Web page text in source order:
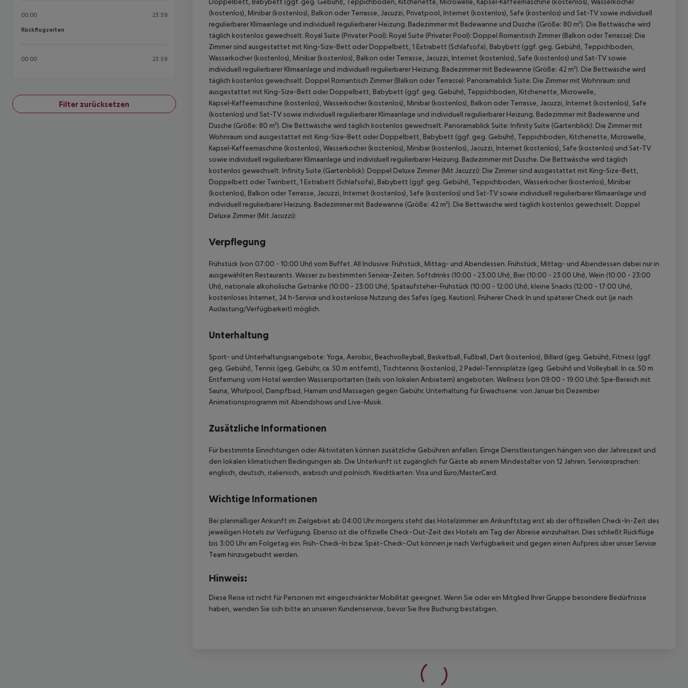
00:00 23:59
Rückflugzeiten
Rückflugzeiten
00:00 23:59
Filter zurücksetzen
(kostenlos), Minibar (kostenlos), Balkon oder Terrasse, Jacuzzi, Privatpool, Internet (kostenlos), Safe (kostenlos) und Sat-TV sowie individuell
regulierbarer Klimaanlage und individuell regulierbarer Heizung. Badezimmer mit Badewanne und Dusche (Größe: 80 m²). Die Bettwäsche wird
täglich kostenlos gewechselt. Royal Suite (Privater Pool): Royal Suite (Privater Pool): Doppel Romantisch Zimmer (Balkon oder Terrasse): Die
Zimmer sind ausgestattet mit King-Size-Bett oder Doppelbett, 1 Extrabett (Schlafsofa), Babybett (ggf. geg. Gebühr), Teppichboden,
Wasserkocher (kostenlos), Minibar (kostenlos), Balkon oder Terrasse, Jacuzzi, Internet (kostenlos), Safe (kostenlos) und Sat-TV sowie
individuell regulierbarer Klimaanlage und individuell regulierbarer Heizung. Badezimmer mit Badewanne (Größe: 42 m²). Die Bettwäsche wird
täglich kostenlos gewechselt. Doppel Romantisch Zimmer (Balkon oder Terrasse): Panoramablick Suite: Die Zimmer mit Wohnraum sind
ausgestattet mit King-Size-Bett oder Doppelbett, Babybett (ggf. geg. Gebühr), Teppichboden, Kitchenette, Microwelle,
Kapsel‑Kaffeemaschine (kostenlos), Wasserkocher (kostenlos), Minibar (kostenlos), Balkon oder Terrasse, Jacuzzi, Internet (kostenlos), Safe
(kostenlos) und Sat-TV sowie individuell regulierbarer Klimaanlage und individuell regulierbarer Heizung. Badezimmer mit Badewanne und
Dusche (Größe: 80 m²). Die Bettwäsche wird täglich kostenlos gewechselt. Panoramablick Suite: Infinity Suite (Gartenblick): Die Zimmer mit
Wohnraum sind ausgestattet mit King-Size-Bett oder Doppelbett, Babybett (ggf. geg. Gebühr), Teppichboden, Kitchenette, Microwelle,
Kapsel‑Kaffeemaschine (kostenlos), Wasserkocher (kostenlos), Minibar (kostenlos), Jacuzzi, Internet (kostenlos), Safe (kostenlos) und Sat-TV
sowie individuell regulierbarer Klimaanlage und individuell regulierbarer Heizung. Badezimmer mit Dusche. Die Bettwäsche wird täglich
kostenlos gewechselt. Infinity Suite (Gartenblick): Doppel Deluxe Zimmer (Mit Jacuzzi): Die Zimmer sind ausgestattet mit King-Size-Bett,
Doppelbett oder Twinbett, 1 Extrabett (Schlafsofa), Babybett (ggf. geg. Gebühr), Teppichboden, Wasserkocher (kostenlos), Minibar
(kostenlos), Balkon oder Terrasse, Jacuzzi, Internet (kostenlos), Safe (kostenlos) und Sat-TV sowie individuell regulierbarer Klimaanlage und
individuell regulierbarer Heizung. Badezimmer mit Badewanne (Größe: 42 m²). Die Bettwäsche wird täglich kostenlos gewechselt. Doppel
Deluxe Zimmer (Mit Jacuzzi):
Verpflegung
Frühstück (von 07:00 - 10:00 Uhr) vom Buffet. All Inclusive: Frühstück, Mittag- und Abendessen. Frühstück, Mittag- und Abendessen dabei nur in
ausgewählten Restaurants. Wasser zu bestimmten Service-Zeiten. Softdrinks (10:00 - 23:00 Uhr), Bier (10:00 - 23:00 Uhr), Wein (10:00 - 23:00
Uhr), nationale alkoholische Getränke (10:00 - 23:00 Uhr), Spätaufsteher-Frühstück (10:00 - 12:00 Uhr), kleine Snacks (12:00 - 17:00 Uhr),
kostenloses Internet, 24 h-Service und kostenlose Nutzung des Safes (geg. Kaution). Früherer Check In und späterer Check out (je nach
Auslastung/Verfügbarkeit) möglich.
Unterhaltung
Sport- und Unterhaltungsangebote: Yoga, Aerobic, Beachvolleyball, Basketball, Fußball, Dart (kostenlos), Billard (geg. Gebühr), Fitness (ggf.
geg. Gebühr), Tennis (geg. Gebühr, ca. 50 m entfernt), Tischtennis (kostenlos), 2 Padel-Tennisplätze (geg. Gebühr) und Volleyball. In ca. 50 m
Entfernung vom Hotel werden Wassersportarten (teils von lokalen Anbietern) angeboten. Wellness (von 09:00 - 19:00 Uhr): Spa-Bereich mit
Sauna, Whirlpool, Dampfbad, Hamam und Massagen gegen Gebühr. Unterhaltung für Erwachsene: von Januar bis Dezember
Animationsprogramm mit Abendshows und Live-Musik.
Zusätzliche Informationen
Für bestimmte Einrichtungen oder Aktivitäten können zusätzliche Gebühren anfallen. Einige Dienstleistungen hängen von der Jahreszeit und
den lokalen klimatischen Bedingungen ab. Die Unterkunft ist zugänglich für Gäste ab einem Mindestalter von 12 Jahren. Servicesprachen:
englisch, deutsch, italienisch, arabisch und polnisch. Kreditkarten: Visa und Euro/MasterCard.
Wichtige Informationen
Bei planmäßiger Ankunft im Zielgebiet ab 04:00 Uhr morgens steht das Hotelzimmer am Ankunftstag erst ab der offiziellen Check-In-Zeit des
jeweiligen Hotels zur Verfügung. Ebenso ist die offizielle Check-Out-Zeit des Hotels am Tag der Abreise einzuhalten. Dies schließt Rückflüge
bis 3:00 Uhr am Folgetag ein. Früh-Check-In bzw. Spät-Check-Out können je nach Verfügbarkeit und gegen einen Aufpreis über unser Service
Team hinzugebucht werden.
Hinweis:
Diese Reise ist nicht für Personen mit eingeschränkter Mobilität geeignet. Wenn Sie oder ein Mitglied Ihrer Gruppe besondere Bedürfnisse
haben, wenden Sie sich bitte an unseren Kundenservice, bevor Sie Ihre Buchung bestätigen.